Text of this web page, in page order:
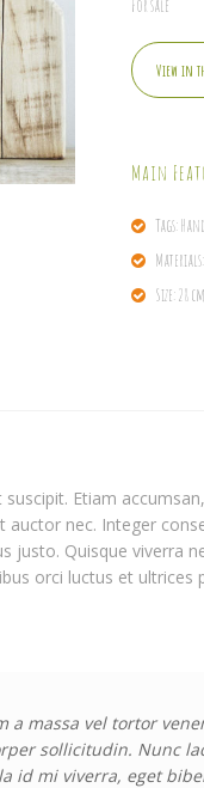
For sale
View in
Main
Tags:
Size: 28
Etiam
auctor nec. Integer
Quisque viverra
orci luctus et ultrices
a massa vel tortor
sollicitudin. Nunc
id mi viverra, eget